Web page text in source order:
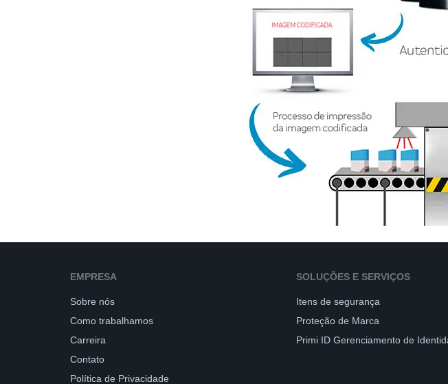
EMPRESA
Sobre nós
Como trabalhamos
Carreira
Contato
Política de Privacidade
SOLUÇÕES E SERVIÇOS
Itens de segurança
Proteção de Marca
Primi ID Gerenciamento de